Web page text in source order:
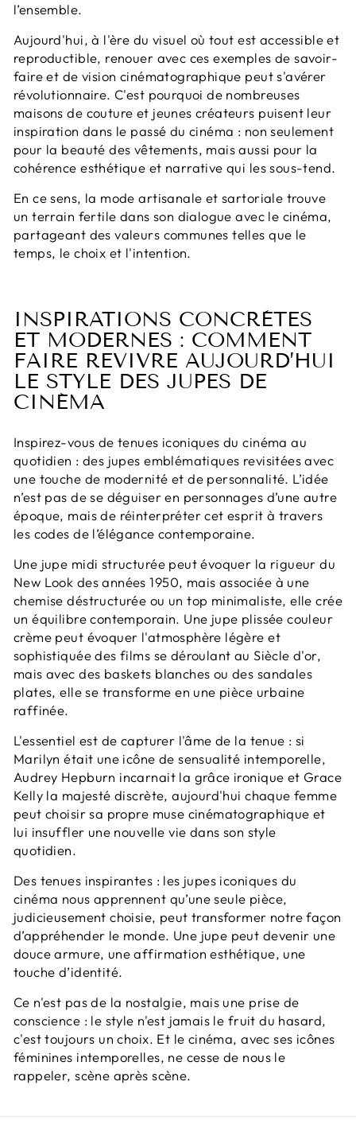
l’ensemble.
Aujourd'hui, à l'ère du visuel où tout est accessible et
reproductible, renouer avec ces exemples de savoir-
faire et de vision cinématographique peut s'avérer
révolutionnaire. C'est pourquoi de nombreuses
maisons de couture et jeunes créateurs puisent leur
inspiration dans le passé du cinéma : non seulement
pour la beauté des vêtements, mais aussi pour la
cohérence esthétique et narrative qui les sous-tend.
En ce sens, la mode artisanale et sartoriale trouve
un terrain fertile dans son dialogue avec le cinéma,
partageant des valeurs communes telles que le
temps, le choix et l'intention.
INSPIRATIONS CONCRÈTES
ET MODERNES : COMMENT
FAIRE REVIVRE AUJOURD’HUI
LE STYLE DES JUPES DE
CINÉMA
Inspirez-vous de tenues iconiques du cinéma au
quotidien : des jupes emblématiques revisitées avec
une touche de modernité et de personnalité. L’idée
n’est pas de se déguiser en personnages d’une autre
époque, mais de réinterpréter cet esprit à travers
les codes de l’élégance contemporaine.
Une jupe midi structurée peut évoquer la rigueur du
New Look des années 1950, mais associée à une
chemise déstructurée ou un top minimaliste, elle crée
un équilibre contemporain. Une jupe plissée couleur
crème peut évoquer l'atmosphère légère et
sophistiquée des films se déroulant au Siècle d'or,
mais avec des baskets blanches ou des sandales
plates, elle se transforme en une pièce urbaine
raffinée.
L'essentiel est de capturer l'âme de la tenue : si
Marilyn était une icône de sensualité intemporelle,
Audrey Hepburn incarnait la grâce ironique et Grace
Kelly la majesté discrète, aujourd'hui chaque femme
peut choisir sa propre muse cinématographique et
lui insuffler une nouvelle vie dans son style
quotidien.
Des tenues inspirantes : les jupes iconiques du
cinéma nous apprennent qu’une seule pièce,
judicieusement choisie, peut transformer notre façon
d’appréhender le monde. Une jupe peut devenir une
douce armure, une affirmation esthétique, une
touche d’identité.
Ce n'est pas de la nostalgie, mais une prise de
conscience : le style n'est jamais le fruit du hasard,
c'est toujours un choix. Et le cinéma, avec ses icônes
féminines intemporelles, ne cesse de nous le
rappeler, scène après scène.